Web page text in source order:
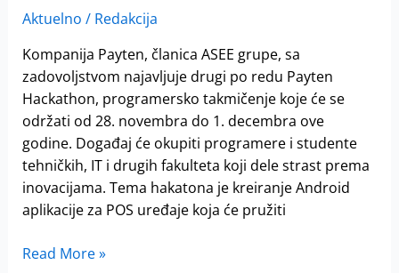
Aktuelno / Redakcija
Kompanija Payten, članica ASEE grupe, sa
zadovoljstvom najavljuje drugi po redu Payten
Hackathon, programersko takmičenje koje će se
održati od 28. novembra do 1. decembra ove
godine. Događaj će okupiti programere i studente
tehničkih, IT i drugih fakulteta koji dele strast prema
inovacijama. Tema hakatona je kreiranje Android
aplikacije za POS uređaje koja će pružiti
Read More »